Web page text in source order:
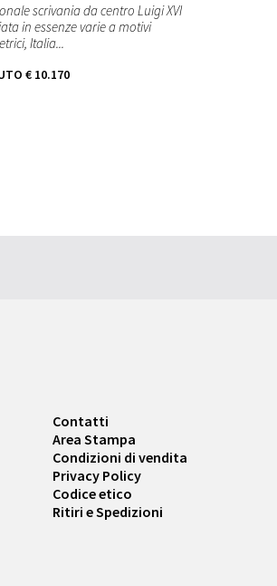
scrivania da centro Luigi XVI
in essenze varie a motivi
Italia...
€ 10.170
Contatti
Area Stampa
Condizioni di vendita
Privacy Policy
Codice etico
Ritiri e Spedizioni